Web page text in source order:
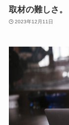
取材の難しさ。
2023年12月11日